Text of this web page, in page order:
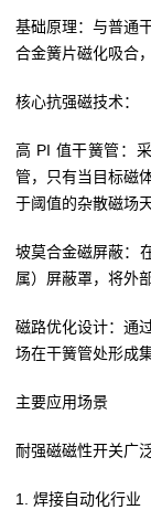
基础原理：与普通
合金簧片磁化吸合
核心抗强磁技术：
高 PI 值干簧管：
管，只有当目标磁
于阈值的杂散磁场
坡莫合金磁屏蔽：
属）屏蔽罩，将外
磁路优化设计：通
场在干簧管处形成
主要应用场景
耐强磁磁性开关广
1. 焊接自动化行业